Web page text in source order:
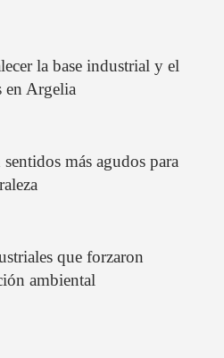
la base industrial y el
en Argelia
más agudos para
que forzaron
ambiental